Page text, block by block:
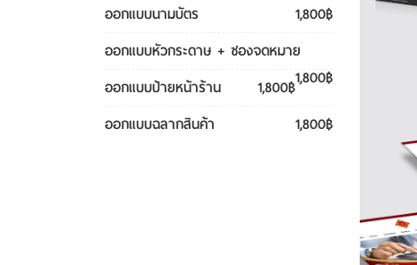
ออกแบบนามบัตร
1,800฿
ออกแบบหัวกระดาษ + ซองจดหมาย
1,800฿
ออกแบบป้ายหน้าร้าน
1,800฿
ออกแบบฉลากสินค้า
1,800฿